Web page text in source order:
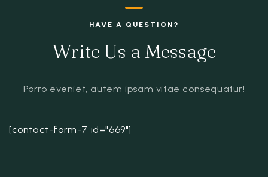
HAVE A QUESTION?
Write Us a Message
Porro eveniet, autem ipsam vitae consequatur!
[contact-form-7 id="669"]